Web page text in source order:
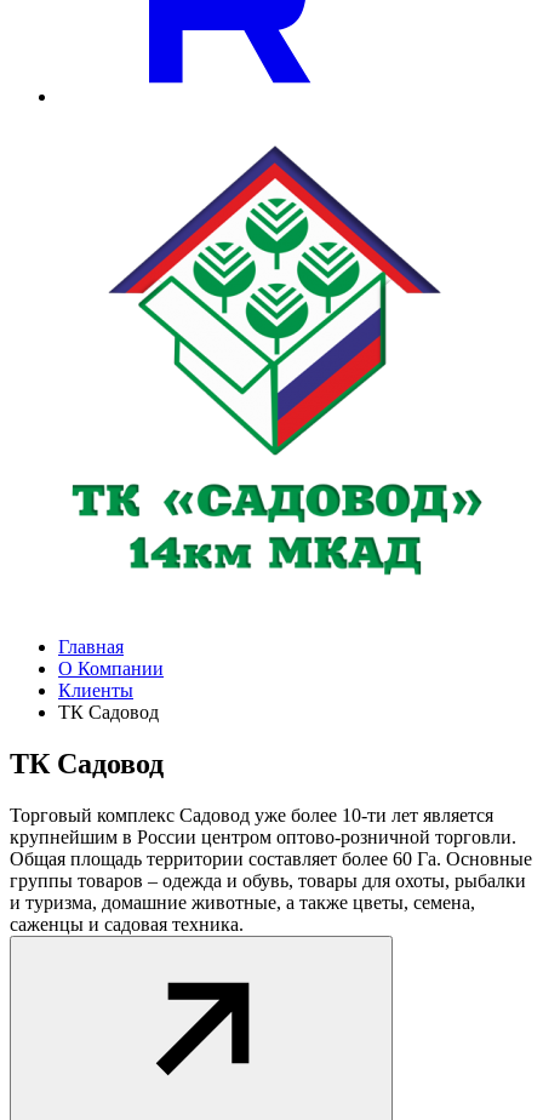
Главная
О Компании
Клиенты
ТК Садовод
ТК Садовод
Торговый комплекс Садовод уже более 10-ти лет является
крупнейшим в России центром оптово-розничной торговли.
Общая площадь территории составляет более 60 Га. Основные
группы товаров – одежда и обувь, товары для охоты, рыбалки
и туризма, домашние животные, а также цветы, семена,
саженцы и садовая техника.